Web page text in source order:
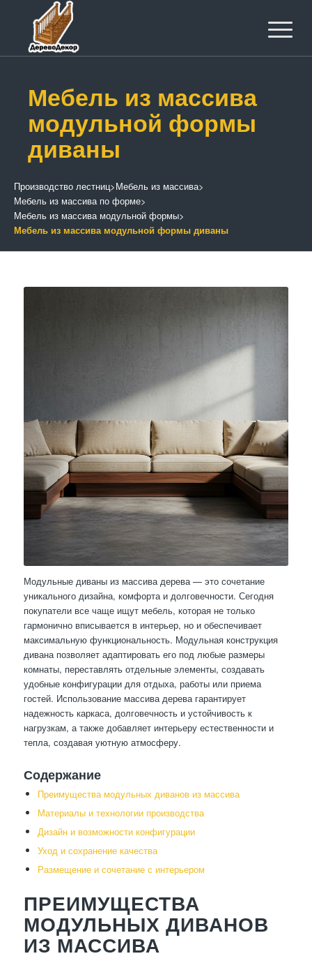
Мебель из массива
модульной формы
диваны
Производство лестниц>Мебель из массива>
Мебель из массива по форме>
Мебель из массива модульной формы>
Мебель из массива модульной формы диваны
Модульные диваны из массива дерева — это сочетание
уникального дизайна, комфорта и долговечности. Сегодня
покупатели все чаще ищут мебель, которая не только
гармонично вписывается в интерьер, но и обеспечивает
максимальную функциональность. Модульная конструкция
дивана позволяет адаптировать его под любые размеры
комнаты, переставлять отдельные элементы, создавать
удобные конфигурации для отдыха, работы или приема
гостей. Использование массива дерева гарантирует
надежность каркаса, долговечность и устойчивость к
нагрузкам, а также добавляет интерьеру естественности и
тепла, создавая уютную атмосферу.
Содержание
Преимущества модульных диванов из массива
Материалы и технологии производства
Дизайн и возможности конфигурации
Уход и сохранение качества
Размещение и сочетание с интерьером
ПРЕИМУЩЕСТВА
МОДУЛЬНЫХ ДИВАНОВ
ИЗ МАССИВА